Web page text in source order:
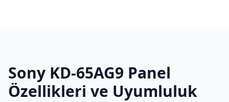
Sony KD-65AG9 Panel
Özellikleri ve Uyumluluk